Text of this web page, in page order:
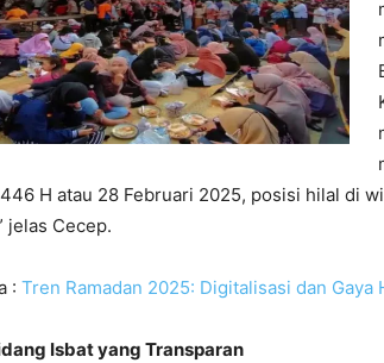
H atau 28 Februari 2025, posisi hilal di
jelas Cecep.
: Tren Ramadan 2025: Digitalisasi dan
Isbat yang Transparan